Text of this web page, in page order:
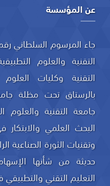
عن المؤسسة
التقنية والعلوم
التقنية وكليات العلوم
بالرستاق تحت مظلة
جامعة التقنية والعلوم
البحث العلمي
وتقنيات الثورة الصناعية
حديثة من شأنها
التعليم التقني